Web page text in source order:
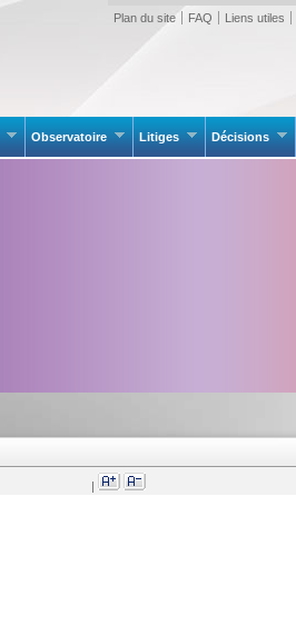
Liens utiles
FAQ
Plan du site
Observatoire Litiges Décisions
|